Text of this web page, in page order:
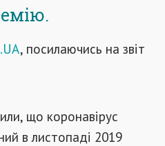
, посилаючись на звіт
що коронавірус
в листопаді 2019